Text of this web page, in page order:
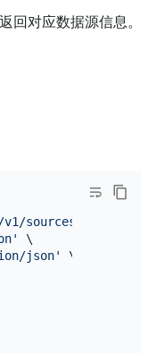
回对应数据源信息。
sources'
\
json'
\